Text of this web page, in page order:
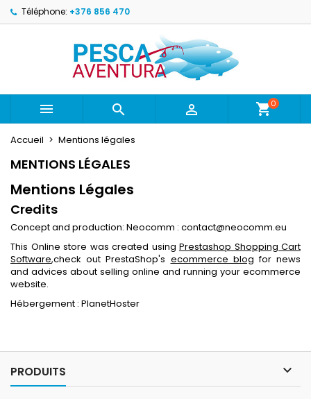
Téléphone: +376 856 470
   0
Accueil Mentions légales
MENTIONS LÉGALES
Mentions Légales
Credits
Concept and production: Neocomm : contact@neocomm.eu
This Online store was created using Prestashop Shopping Cart
Software,check out PrestaShop's ecommerce blog for news
and advices about selling online and running your ecommerce
website.
Hébergement : PlanetHoster
PRODUITS 
Ajouter à ma liste d'envies ×
Create new list
((modalTitle)) ×
((confirmMessage))
((cancelText)) ((modalDeleteText))
Créer une liste d'envies ×
Nom de la liste d'envies
Annuler
Connexion ×
Vous devez être connecté pour ajouter des produits
à votre liste d'envies.
Annuler Connexion